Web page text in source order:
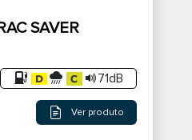
SAVER
71dB
Ver produto